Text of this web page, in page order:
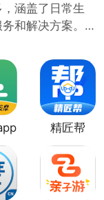
涵盖了日常生
和解决方案。
生活类手机软
长的需求。哪些
件合集中为大
活类手机软件。
。
精匠帮